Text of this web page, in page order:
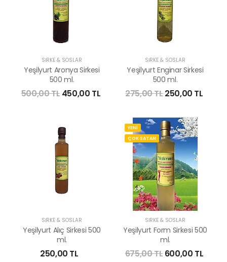
SİRKE & SOSLAR
Yeşilyurt Aronya Sirkesi
500 ml.
500,00 TL 450,00 TL
SİRKE & SOSLAR
Yeşilyurt Enginar Sirkesi
500 ml.
275,00 TL250,00 TL
SİRKE & SOSLAR
Yeşilyurt Alıç Sirkesi 500
ml.
250,00 TL
YENİ
ÇOK SATAN
SİRKE & SOSLAR
Yeşilyurt Form Sirkesi 500
ml.
675,00 TL 600,00 TL